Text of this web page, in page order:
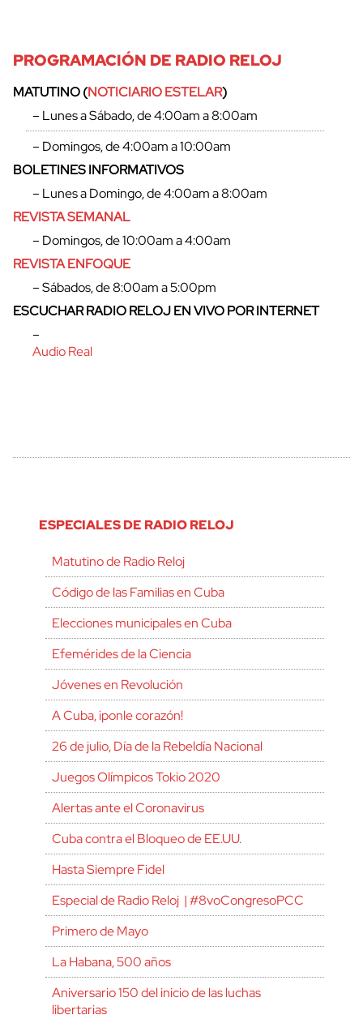
PROGRAMACIÓN DE RADIO RELOJ
MATUTINO (NOTICIARIO ESTELAR)
– Lunes a Sábado, de 4:00am a 8:00am
– Domingos, de 4:00am a 10:00am
BOLETINES INFORMATIVOS
– Lunes a Domingo, de 4:00am a 8:00am
REVISTA SEMANAL
– Domingos, de 10:00am a 4:00am
REVISTA ENFOQUE
– Sábados, de 8:00am a 5:00pm
ESCUCHAR RADIO RELOJ EN VIVO POR INTERNET
–
Audio Real
ESPECIALES DE RADIO RELOJ
Matutino de Radio Reloj
Código de las Familias en Cuba
Elecciones municipales en Cuba
Efemérides de la Ciencia
Jóvenes en Revolución
A Cuba, ¡ponle corazón!
26 de julio, Día de la Rebeldía Nacional
Juegos Olímpicos Tokio 2020
Alertas ante el Coronavirus
Cuba contra el Bloqueo de EE.UU.
Hasta Siempre Fidel
Especial de Radio Reloj | #8voCongresoPCC
Primero de Mayo
La Habana, 500 años
Aniversario 150 del inicio de las luchas
libertarias